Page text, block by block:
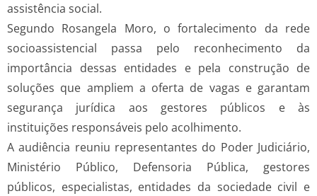
assistência social.
Segundo Rosangela Moro, o fortalecimento da rede
socioassistencial passa pelo reconhecimento da
importância dessas entidades e pela construção de
soluções que ampliem a oferta de vagas e garantam
segurança jurídica aos gestores públicos e às
instituições responsáveis pelo acolhimento.
A audiência reuniu representantes do Poder Judiciário,
Ministério Público, Defensoria Pública, gestores
públicos, especialistas, entidades da sociedade civil e